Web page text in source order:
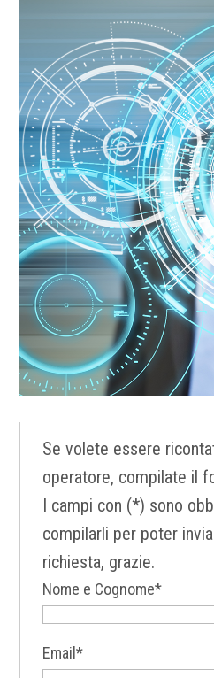
Se volete essere
operatore, compilate il
I campi con (*) sono
compilarli per poter
richiesta, grazie.
Nome e Cognome*
Email*